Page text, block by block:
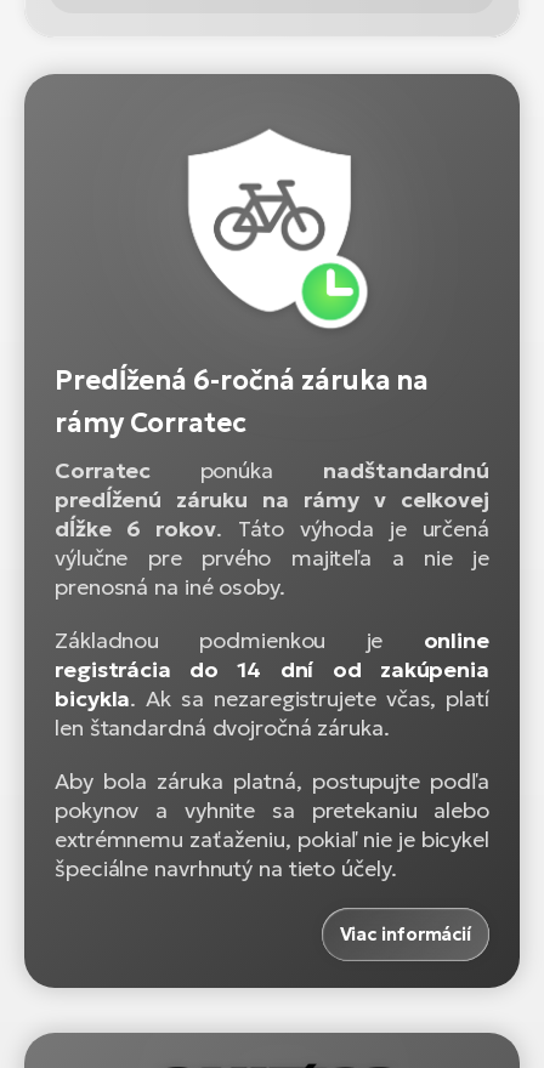
Predĺžená 6-ročná záruka na
rámy Corratec
Corratec ponúka nadštandardnú
predĺženú záruku na rámy v celkovej
dĺžke 6 rokov. Táto výhoda je určená
výlučne pre prvého majiteľa a nie je
prenosná na iné osoby.
Základnou podmienkou je online
registrácia do 14 dní od zakúpenia
bicykla. Ak sa nezaregistrujete včas, platí
len štandardná dvojročná záruka.
Aby bola záruka platná, postupujte podľa
pokynov a vyhnite sa pretekaniu alebo
extrémnemu zaťaženiu, pokiaľ nie je bicykel
špeciálne navrhnutý na tieto účely.
Viac informácií